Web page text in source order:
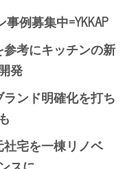
例募集中=YKKAP
考にキッチンの新
発
ンド明確化を打ち
宅を一棟リノベ